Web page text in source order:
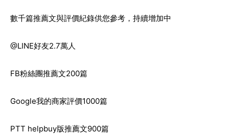
數千篇推薦文與評價紀錄供您參考，持續增加中
@LINE好友2.7萬人
FB粉絲團推薦文200篇
Google我的商家評價1000篇
PTT helpbuy版推薦文900篇